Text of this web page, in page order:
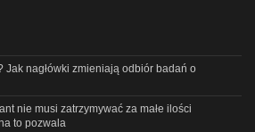
Jak nagłówki zmieniają odbiór badań o
nie musi zatrzymywać za małe ilości
to pozwala